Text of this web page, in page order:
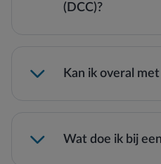
(DCC)?
Kan ik overal
Wat doe ik bij